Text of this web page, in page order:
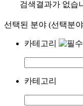
검색결과가 없습
선택된 분야 (선택분
카테고리
카테고리